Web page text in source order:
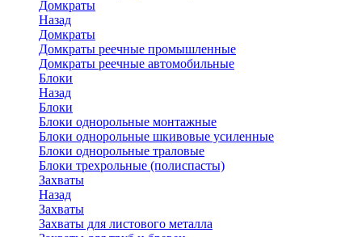
Домкраты
Назад
Домкраты
Домкраты реечные промышленные
Домкраты реечные автомобильные
Блоки
Назад
Блоки
Блоки однорольные монтажные
Блоки однорольные шкивовые усиленные
Блоки однорольные траловые
Блоки трехрольные (полиспасты)
Захваты
Назад
Захваты
Захваты для листового металла